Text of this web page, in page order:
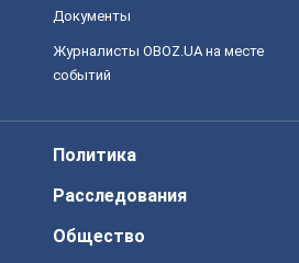
Документы
Журналисты OBOZ.UA на месте
событий
Политика
Расследования
Общество